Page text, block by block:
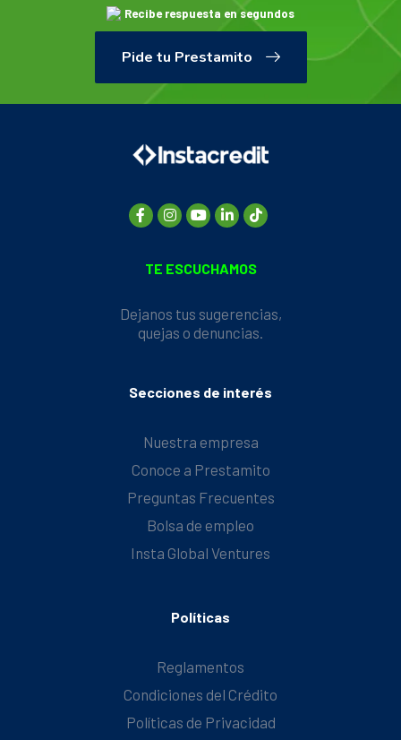
Recibe respuesta en segundos
Negocio y disfruta de él!
Pide tu Prestamito
TE ESCUCHAMOS
Dejanos tus sugerencias,
quejas o denuncias.
Secciones de interés
Nuestra empresa
Conoce a Prestamito
Preguntas Frecuentes
Bolsa de empleo
Insta Global Ventures
Políticas
Reglamentos
Condiciones del Crédito
Políticas de Privacidad